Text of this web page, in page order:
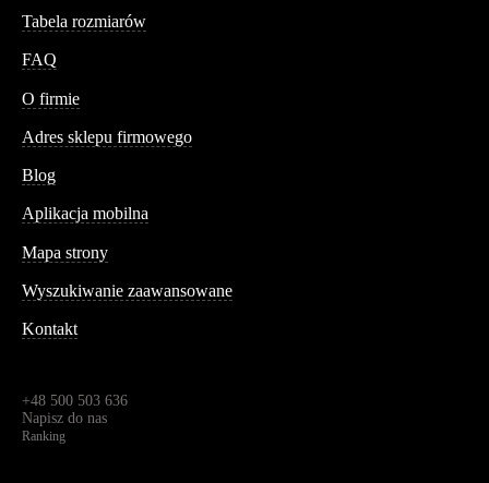
Tabela rozmiarów
FAQ
O firmie
Adres sklepu firmowego
Blog
Aplikacja mobilna
Mapa strony
Wyszukiwanie zaawansowane
Kontakt
+48 500 503 636
Napisz do nas
Ranking